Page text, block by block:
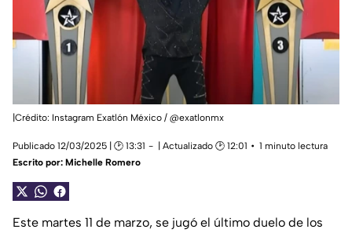
|Crédito: Instagram Exatlón México / @exatlonmx
Publicado 12/03/2025 | 🕑 13:31 | Actualizado 🕑 12:01
1 minuto lectura
Escrito por: Michelle Romero
Este martes 11 de marzo, se jugó el último duelo de los